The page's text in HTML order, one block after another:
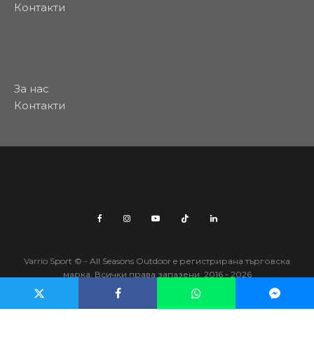
Контакти
За нас
Контакти
Varrio Sport © - All Seasons Outdoor e регистрирана търговска
марка. Всички права запазени. 2016 - 2026